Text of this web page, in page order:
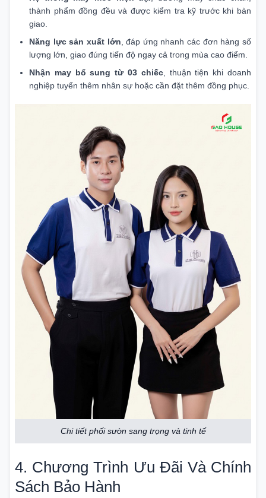
thành phẩm đồng đều và được kiểm tra kỹ trước khi bàn
giao.
Năng lực sản xuất lớn , đáp ứng nhanh các đơn hàng số
lượng lớn, giao đúng tiến độ ngay cả trong mùa cao điểm.
Nhận may bổ sung từ 03 chiếc, thuận tiện khi doanh
nghiệp tuyển thêm nhân sự hoặc cần đặt thêm đồng phục.
Chi tiết phối sườn sang trọng và tinh tế
4. Chương Trình Ưu Đãi Và Chính
Sách Bảo Hành